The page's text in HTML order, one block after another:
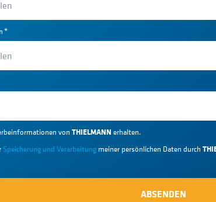
*
von THIELMANN erhalten.
Speicherung und Verarbeitung meiner persönlichen Daten durch